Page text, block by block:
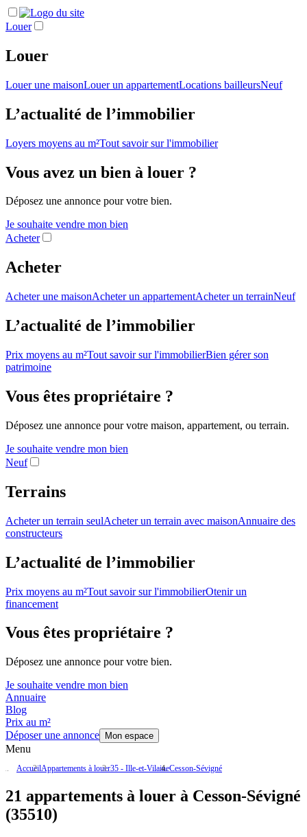
Louer
Louer
Louer une maisonLouer un appartementLocations bailleursNeuf
L’actualité de l’immobilier
Loyers moyens au m²Tout savoir sur l'immobilier
Vous avez un bien à louer ?
Déposez une annonce pour votre bien.
Je souhaite vendre mon bien
Acheter
Acheter
Acheter une maisonAcheter un appartementAcheter un terrainNeuf
L’actualité de l’immobilier
Prix moyens au m²Tout savoir sur l'immobilierBien gérer son
patrimoine
Vous êtes propriétaire ?
Déposez une annonce pour votre maison, appartement, ou terrain.
Je souhaite vendre mon bien
Neuf
Terrains
Acheter un terrain seulAcheter un terrain avec maisonAnnuaire des
constructeurs
L’actualité de l’immobilier
Prix moyens au m²Tout savoir sur l'immobilierOtenir un
financement
Vous êtes propriétaire ?
Déposez une annonce pour votre bien.
Je souhaite vendre mon bien
Annuaire
Blog
Prix au m²
Déposer une annonce
Mon espace
Menu
AccueilAppartements à louer35 - Ille-et-VilaineCesson-Sévigné
21 appartements à louer à Cesson-Sévigné
(35510)